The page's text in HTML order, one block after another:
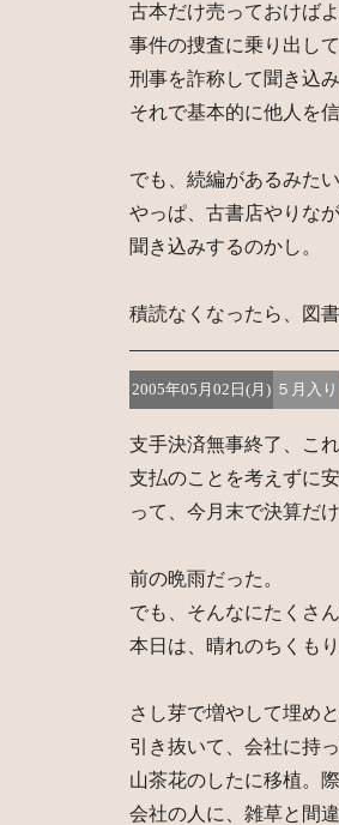
古本だけ売っておけば
事件の捜査に乗り出し
刑事を詐称して聞き込
それで基本的に他人を
でも、続編があるみたい
やっぱ、古書店やりな
聞き込みするのかし。
積読なくなったら、図
2005年05月02日(月) ５月入り
支手決済無事終了、こ
支払のことを考えずに
って、今月末で決算だ
前の晩雨だった。
でも、そんなにたくさ
本日は、晴れのちくも
さし芽で増やして埋め
引き抜いて、会社に持っ
山茶花のしたに移植。
会社の人に、雑草と間